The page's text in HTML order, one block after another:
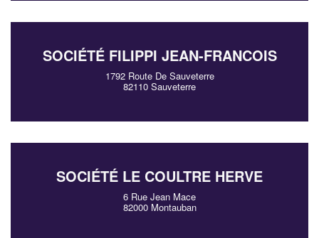
SOCIÉTÉ FILIPPI JEAN-FRANCOIS
1792 Route De Sauveterre
82110 Sauveterre
SOCIÉTÉ LE COULTRE HERVE
6 Rue Jean Mace
82000 Montauban